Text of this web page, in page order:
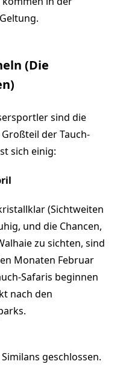
(Die
sind die
der Tauch-
sich einig:
(Sichtweiten
und die Chancen,
zu sichten, sind
Monaten Februar
Safaris beginnen
nach den
geschlossen.